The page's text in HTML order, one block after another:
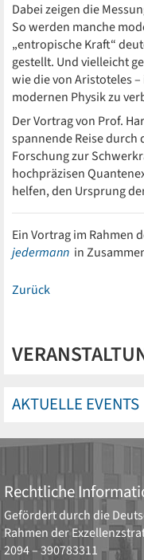
AKTUELLE EVENTS
Dabei zeigen die
So werden manche
„entropische Kraft“
gestellt. Und vielleicht
wie die von Aristoteles
modernen Physik zu
Der Vortrag von Prof.
spannende Reise durch
Forschung zur
hochpräzisen
helfen, den Ursprung
Ein Vortrag im Rahmen
jedermann in
Zurück
Rechtliche
Gefördert durch die
Rahmen der
2094 – 390783311